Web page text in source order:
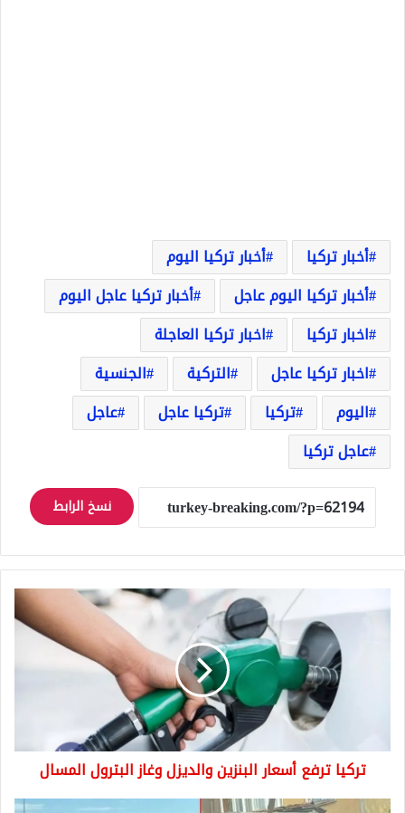
أخبار تركيا
أخبار تركيا اليوم
أخبار تركيا اليوم عاجل
أخبار تركيا عاجل اليوم
اخبار تركيا
اخبار تركيا العاجلة
اخبار تركيا عاجل
التركية
الجنسية
اليوم
تركيا تركيا عاجل
عاجل
عاجل تركيا
نسخ الرابط
تركيا ترفع أسعار البنزين والديزل وغاز البترول المسال
حـ.ـر